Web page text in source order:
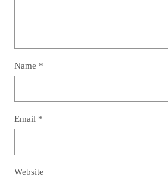
Name *
Email *
Website